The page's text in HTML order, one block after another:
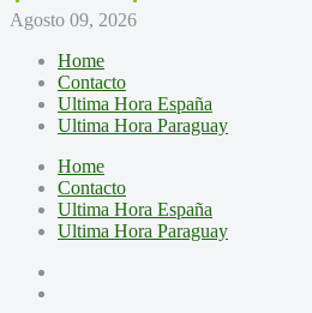
Agosto 09, 2026
Home
Contacto
Ultima Hora España
Ultima Hora Paraguay
Home
Contacto
Ultima Hora España
Ultima Hora Paraguay